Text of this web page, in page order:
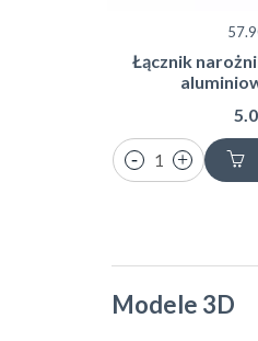
Łącznik
Modele 3D